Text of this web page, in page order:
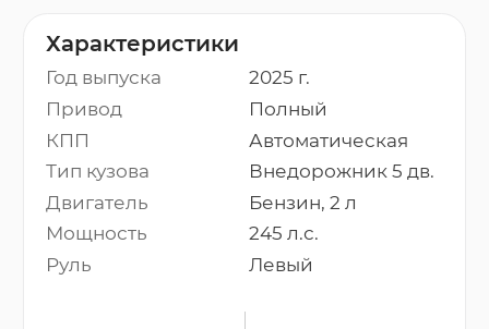
Характеристики
Год выпуска
2025 г.
Привод
Полный
КПП
Автоматическая
Тип кузова
Внедорожник 5 дв.
Двигатель
Бензин, 2 л
Мощность
245 л.с.
Руль
Левый